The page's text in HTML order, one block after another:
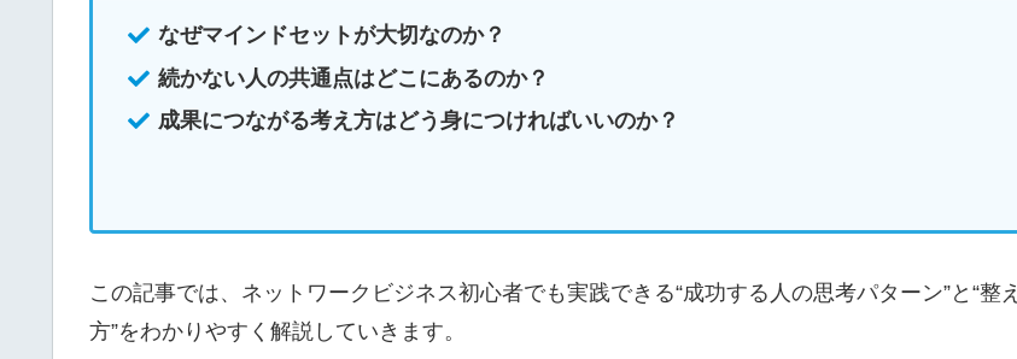
なぜマインドセットが大切なのか？
続かない人の共通点はどこにあるのか？
成果につながる考え方はどう身につければいいのか？
この記事では、ネットワークビジネス初心者でも実践できる“成功する人の思考パターン”と“整え
方”をわかりやすく解説していきます。